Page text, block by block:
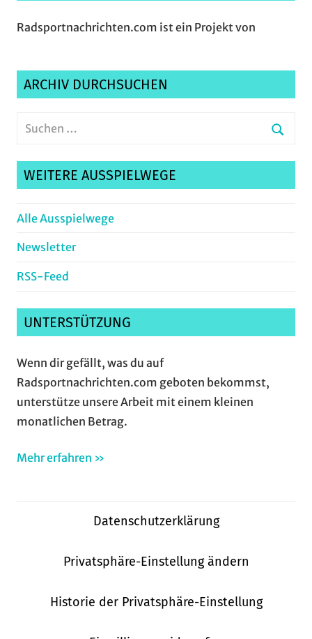
Radsportnachrichten.com ist ein Projekt von
ARCHIV DURCHSUCHEN
Suchen
WEITERE AUSSPIELWEGE
Alle Ausspielwege
Newsletter
RSS-Feed
UNTERSTÜTZUNG
Wenn dir gefällt, was du auf
Radsportnachrichten.com geboten bekommst,
unterstütze unsere Arbeit mit einem kleinen
monatlichen Betrag.
Mehr erfahren »
Datenschutzerklärung
Privatsphäre-Einstellung ändern
Historie der Privatsphäre-Einstellung